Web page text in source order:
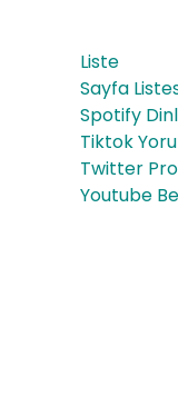
Liste
Sayfa
Spotify
Tiktok
Twitter
Youtube